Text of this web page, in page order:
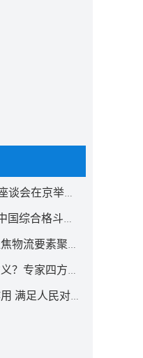
纪念吴学谦同志诞辰100周年座谈会在京举行 汪洋出席
人民体育携手龙FC 共同助力中国综合格斗事业发展
国家物流枢纽怎么建？业界聚焦物流要素聚集方式创新
振作工业经济运行有何重要意义？专家四方面权威解读
姚景源：发挥消费的基础性作用 满足人民对美好生活向往